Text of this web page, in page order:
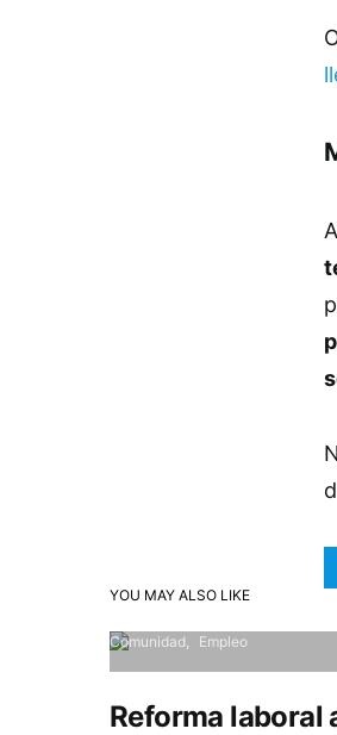
YOU MAY ALSO LIKE
Comunidad Empleo
Reforma laboral